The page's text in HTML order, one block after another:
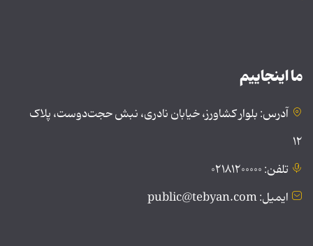
ما اینجاییم
آدرس: بلوار کشاورز، خیابان نادری، نبش حجت‌دوست، پلاک
۱۲
تلفن: ۰۲۱۸۱۲۰۰۰۰۰
ایمیل: public@tebyan.com